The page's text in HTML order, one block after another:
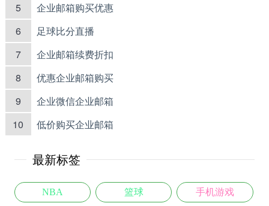
5
企业邮箱购买优惠
6
足球比分直播
7
企业邮箱续费折扣
8
优惠企业邮箱购买
9
企业微信企业邮箱
10
低价购买企业邮箱
最新标签
NBA 篮球 手机游戏